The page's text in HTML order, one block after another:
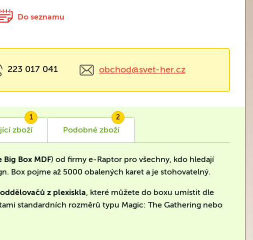
Do seznamu
223 017 041 obchod@svet-her.cz
zboží
1
Podobné zboží
2
Big Box MDF) od firmy e-Raptor pro všechny, kdo hledají
Box pojme až 5000 obalených karet a je stohovatelný.
z plexiskla, které můžete do boxu umístit dle
standardních rozměrů typu Magic: The Gathering nebo